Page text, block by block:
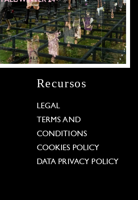
Recursos
LEGAL
TERMS AND
CONDITIONS
COOKIES POLICY
DATA PRIVACY POLICY